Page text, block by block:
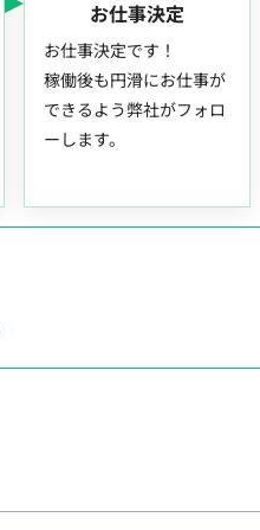
お仕事決定
お仕事決定です！
稼働後も円滑にお仕事が
できるよう弊社がフォロ
ーします。